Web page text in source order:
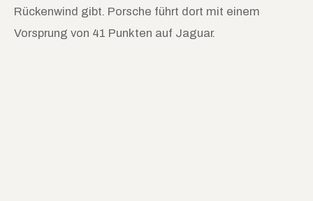
Rückenwind gibt. Porsche führt dort mit einem
Vorsprung von 41 Punkten auf Jaguar.